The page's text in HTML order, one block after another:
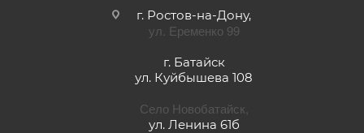
г. Ростов-на-Дону,
ул. Еременко 99
г. Батайск
ул. Куйбышева 108
Село Новобатайск,
ул. Ленина 61б